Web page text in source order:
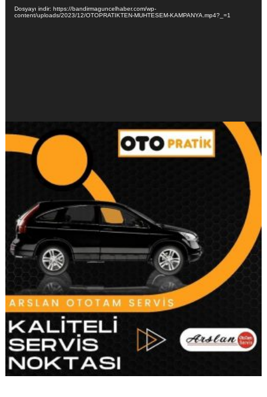
Dosyayı indir: https://bandirmaguncelhaber.com/wp-
content/uploads/2023/12/OTOPRATIKTEN-MUHTESEM-KAMPANYA.mp4?_=1